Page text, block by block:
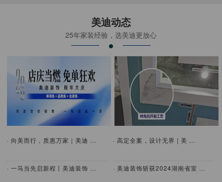
美迪动态
25年家装经验，选美迪更放心
· 向美而行，质惠万家｜美迪 ...
· 一马当先启新程丨美迪装饰 ...
· 高定全案，设计无界 | 美 ...
· 美迪装饰斩获2024湖南省室 ...